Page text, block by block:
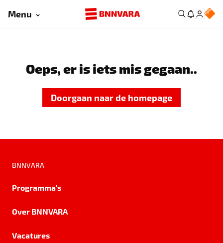
Menu
Oeps, er is iets mis gegaan..
Doorgaan naar de homepage
BNNVARA
Programma's
Over BNNVARA
Vacatures